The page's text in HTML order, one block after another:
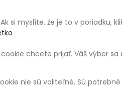
si myslíte, že je to v poriadku,
chcete prijať. Váš výber sa
nie sú voliteľné. Sú